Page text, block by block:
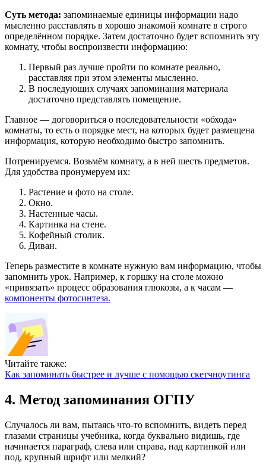
Суть метода: запоминаемые единицы информации надо
мысленно расставлять в хорошо знакомой комнате в строго
определённом порядке. Затем достаточно будет вспомнить эту
комнату, чтобы воспроизвести информацию:
Первый раз лучше пройти по комнате реально,
расставляя при этом элементы мысленно.
В последующих случаях запоминания материала
достаточно представлять помещение.
Главное — договориться о последовательности «обхода»
комнаты, то есть о порядке мест, на которых будет размещена
информация, которую необходимо быстро запомнить.
Потренируемся. Возьмём комнату, а в ней шесть предметов.
Для удобства пронумеруем их:
Растение и фото на столе.
Окно.
Настенные часы.
Картинка на стене.
Кофейный столик.
Диван.
Теперь разместите в комнате нужную вам информацию, чтобы
запомнить урок. Например, к горшку на столе можно
«привязать» процесс образования глюкозы, а к часам —
компоненты фотосинтеза.
Читайте также:
Как запоминать быстрее и лучше с помощью скетчноутинга
4. Метод запоминания ОГПУ
Случалось ли вам, пытаясь что-то вспомнить, видеть перед
глазами страницы учебника, когда буквально видишь, где
начинается параграф, слева или справа, над картинкой или
под, крупный шрифт или мелкий?